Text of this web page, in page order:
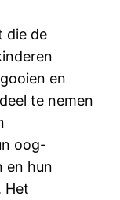
die de
en
te nemen
oog-
en hun
Het